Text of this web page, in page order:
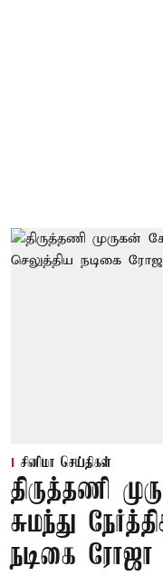
சினிமா செய்திகள்
திருத்தணி
சுமந்து
நடிகை ரோஜா